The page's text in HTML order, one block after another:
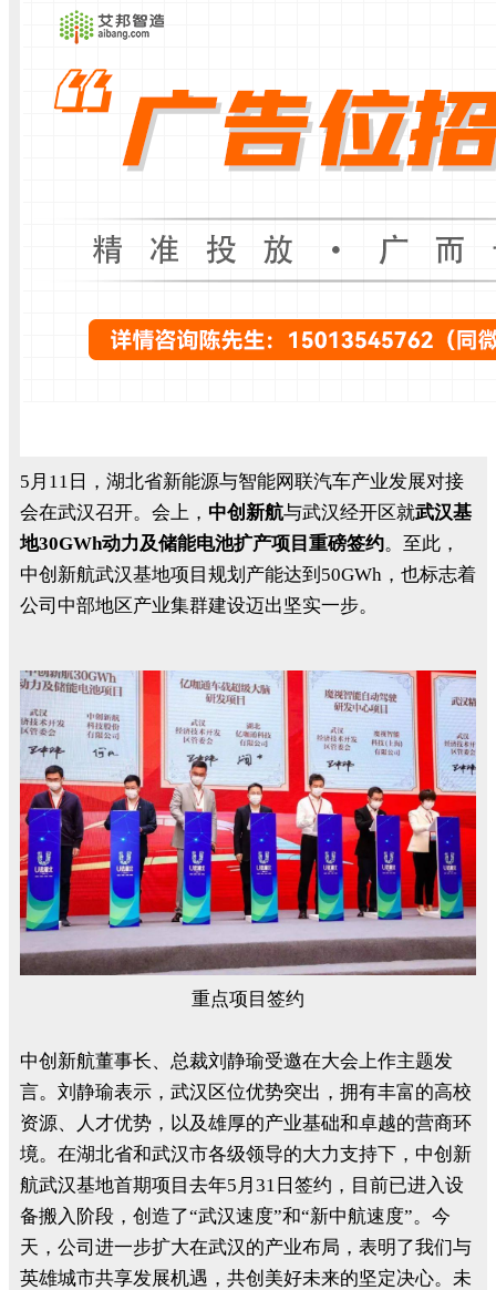
5月11日，湖北省新能源与智能网联汽车产业发展对接
会在武汉召开。会上， 中创新航与武汉经开区就武汉基
地30GWh动力及储能电池扩产项目重磅签约。至此，
中创新航武汉基地项目规划产能达到50GWh，也标志着
公司中部地区产业集群建设迈出坚实一步。
重点项目签约
中创新航董事长、总裁刘静瑜受邀在大会上作主题发
言。刘静瑜表示，武汉区位优势突出，拥有丰富的高校
资源、人才优势，以及雄厚的产业基础和卓越的营商环
境。在湖北省和武汉市各级领导的大力支持下，中创新
航武汉基地首期项目去年5月31日签约，目前已进入设
备搬入阶段，创造了“武汉速度”和“新中航速度”。今
天，公司进一步扩大在武汉的产业布局，表明了我们与
英雄城市共享发展机遇，共创美好未来的坚定决心。未